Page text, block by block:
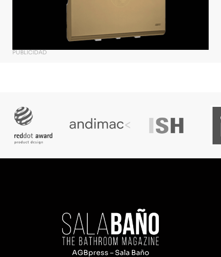
PUBLICIDAD
AGBpress – Sala Baño